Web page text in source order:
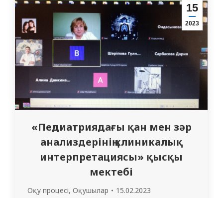
диагностикалау және алдын алу
бойынша жүргізіліп жатқан алдын алу
шаралары сияқты мәселелер
талқыланды. Сұхбат еркін…
15
2023
«Педиатриядағы қан мен зәр
анализдерінің клиникалық
интерпретациясы» қысқы
мектебі
Оқу процесі, Оқушылар 15.02.2023